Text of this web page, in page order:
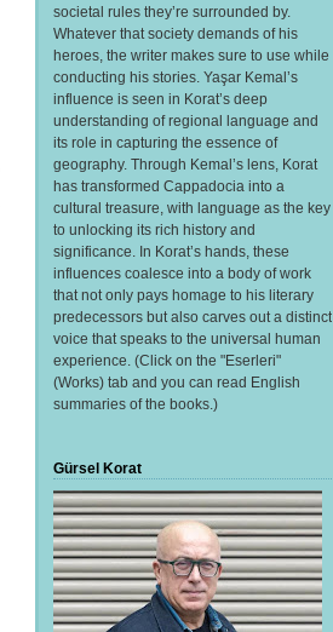
societal rules they’re surrounded by.
Whatever that society demands of his
heroes, the writer makes sure to use while
conducting his stories. Yaşar Kemal’s
influence is seen in Korat’s deep
understanding of regional language and
its role in capturing the essence of
geography. Through Kemal’s lens, Korat
has transformed Cappadocia into a
cultural treasure, with language as the key
to unlocking its rich history and
significance. In Korat’s hands, these
influences coalesce into a body of work
that not only pays homage to his literary
predecessors but also carves out a distinct
voice that speaks to the universal human
experience. (Click on the "Eserleri"
(Works) tab and you can read English
summaries of the books.)
Gürsel Korat